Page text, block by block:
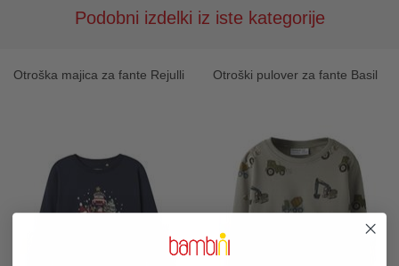
Podobni izdelki iz iste kategorije
Otroška majica za fante Rejulli Otroški pulover za fante Basil